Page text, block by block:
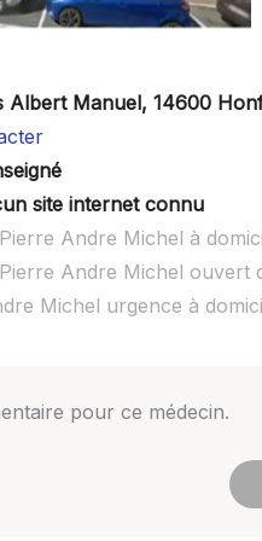
Albert Manuel, 14600
site internet connu
Andre Michel à
Andre Michel ouvert
Michel urgence à
pour ce médecin.